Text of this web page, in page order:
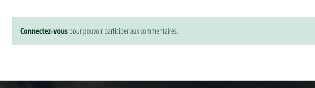
Connectez-vouspour pouvoir participer aux commentaires.